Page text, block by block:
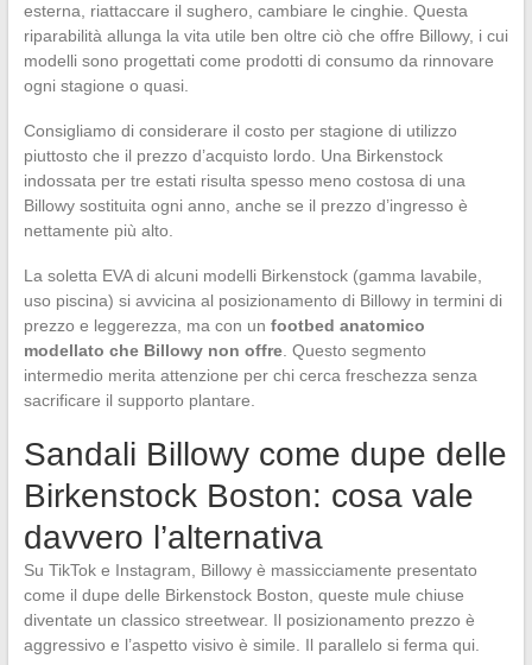
esterna, riattaccare il sughero, cambiare le cinghie. Questa
riparabilità allunga la vita utile ben oltre ciò che offre Billowy, i cui
modelli sono progettati come prodotti di consumo da rinnovare
ogni stagione o quasi.
Consigliamo di considerare il costo per stagione di utilizzo
piuttosto che il prezzo d’acquisto lordo. Una Birkenstock
indossata per tre estati risulta spesso meno costosa di una
Billowy sostituita ogni anno, anche se il prezzo d’ingresso è
nettamente più alto.
La soletta EVA di alcuni modelli Birkenstock (gamma lavabile,
uso piscina) si avvicina al posizionamento di Billowy in termini di
prezzo e leggerezza, ma con un footbed anatomico
modellato che Billowy non offre. Questo segmento
intermedio merita attenzione per chi cerca freschezza senza
sacrificare il supporto plantare.
Sandali Billowy come dupe delle
Birkenstock Boston: cosa vale
davvero l’alternativa
Su TikTok e Instagram, Billowy è massicciamente presentato
come il dupe delle Birkenstock Boston, queste mule chiuse
diventate un classico streetwear. Il posizionamento prezzo è
aggressivo e l’aspetto visivo è simile. Il parallelo si ferma qui.